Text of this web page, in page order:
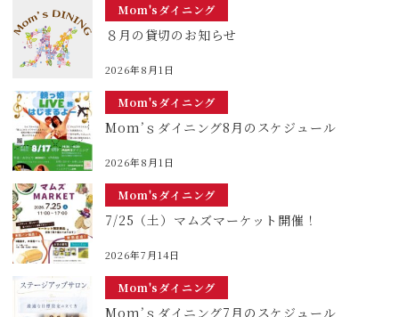
Mom'sダイニング
８月の貸切のお知らせ
2026年8月1日
Mom'sダイニング
Mom’ｓダイニング8月のスケジュール
2026年8月1日
Mom'sダイニング
7/25（土）マムズマーケット開催！
2026年7月14日
Mom'sダイニング
Mom’ｓダイニング7月のスケジュール